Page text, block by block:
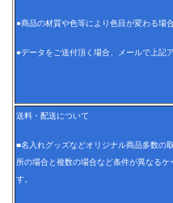
●商品の材質や色等により色目が変わる場
●データをご送付頂く場合、メールで上記
送料・配送について
■名入れグッズなどオリジナル商品多数の
所の場合と複数の場合など条件が異なる
す。